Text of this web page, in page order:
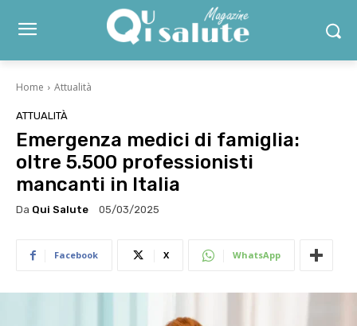
Home Attualità
ATTUALITÀ
Emergenza medici di famiglia:
oltre 5.500 professionisti
mancanti in Italia
Da Qui Salute 05/03/2025
Facebook X WhatsApp